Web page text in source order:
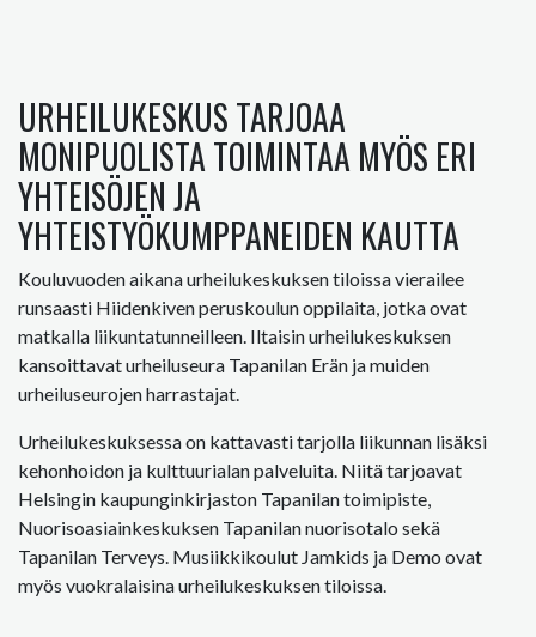
URHEILUKESKUS TARJOAA
MONIPUOLISTA TOIMINTAA MYÖS ERI
YHTEISÖJEN JA
YHTEISTYÖKUMPPANEIDEN KAUTTA
Kouluvuoden aikana urheilukeskuksen tiloissa vierailee
runsaasti Hiidenkiven peruskoulun oppilaita, jotka ovat
matkalla liikuntatunneilleen. Iltaisin urheilukeskuksen
kansoittavat urheiluseura Tapanilan Erän ja muiden
urheiluseurojen harrastajat.
Urheilukeskuksessa on kattavasti tarjolla liikunnan lisäksi
kehonhoidon ja kulttuurialan palveluita. Niitä tarjoavat
Helsingin kaupunginkirjaston Tapanilan toimipiste,
Nuorisoasiainkeskuksen Tapanilan nuorisotalo sekä
Tapanilan Terveys. Musiikkikoulut Jamkids ja Demo ovat
myös vuokralaisina urheilukeskuksen tiloissa.